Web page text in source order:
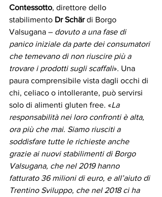
Contessotto, direttore dello
stabilimento Dr Schär di Borgo
Valsugana – dovuto a una fase di
panico iniziale da parte dei consumatori
che temevano di non riuscire più a
trovare i prodotti sugli scaffali». Una
paura comprensibile vista dagli occhi di
chi, celiaco o intollerante, può servirsi
solo di alimenti gluten free. «La
responsabilità nei loro confronti è alta,
ora più che mai. Siamo riusciti a
soddisfare tutte le richieste anche
grazie ai nuovi stabilimenti di Borgo
Valsugana, che nel 2019 hanno
fatturato 36 milioni di euro, e all’aiuto di
Trentino Sviluppo, che nel 2018 ci ha